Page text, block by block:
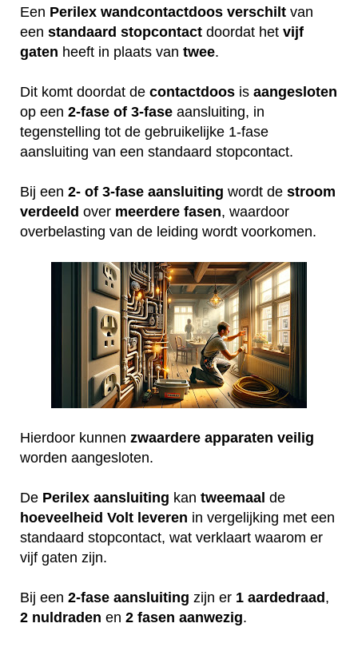
Een Perilex wandcontactdoos verschilt van
een standaard stopcontact doordat het vijf
gaten heeft in plaats van twee.
Dit komt doordat de contactdoos is aangesloten
op een 2-fase of 3-fase aansluiting, in
tegenstelling tot de gebruikelijke 1-fase
aansluiting van een standaard stopcontact.
Bij een 2- of 3-fase aansluiting wordt de stroom
verdeeld over meerdere fasen, waardoor
overbelasting van de leiding wordt voorkomen.
Hierdoor kunnen zwaardere apparaten veilig
worden aangesloten.
De Perilex aansluiting kan tweemaal de
hoeveelheid Volt leveren in vergelijking met een
standaard stopcontact, wat verklaart waarom er
vijf gaten zijn.
Bij een 2-fase aansluiting zijn er 1 aardedraad,
2 nuldraden en 2 fasen aanwezig.